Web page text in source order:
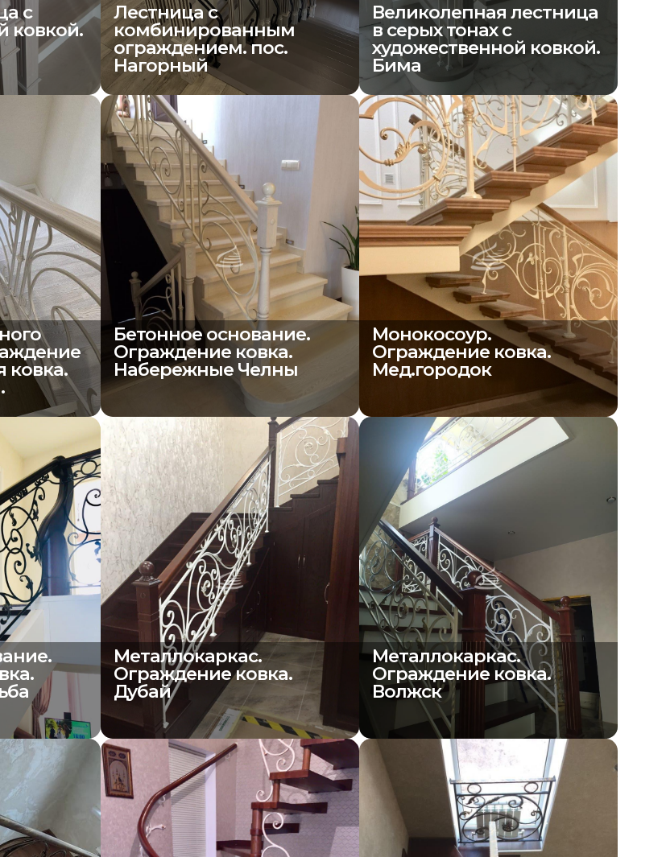
с
ковкой.
Лестница с
комбинированным
ограждением. пос.
Нагорный
Великолепная лестница
в серых тонах с
художественной ковкой.
Бима
ковка.
Бетонное основание.
Ограждение ковка.
Набережные Челны
Монокосоур.
Ограждение ковка.
Мед.городок
Металлокаркас.
Ограждение ковка.
Дубай
Металлокаркас.
Ограждение ковка.
Волжск